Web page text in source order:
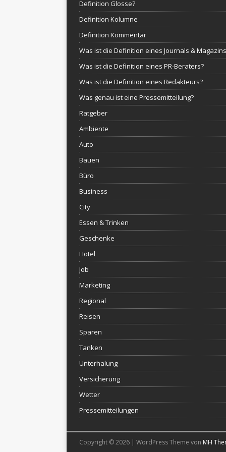
Definition Glosse?
Definition Kolumne
Definition Kommentar
Was ist die Definition eines Journals & Magazins
Was ist die Definition eines PR-Beraters?
Was ist die Definition eines Redakteurs?
Was genau ist eine Pressemitteilung?
Ratgeber
Ambiente
Auto
Bauen
Büro
Business
City
Essen & Trinken
Geschenke
Hotel
Job
Marketing
Regional
Reisen
Sparen
Tanken
Unterhalung
Versicherung
Wetter
Pressemitteilungen
Copyright © 2026 | WordPress Theme von MH